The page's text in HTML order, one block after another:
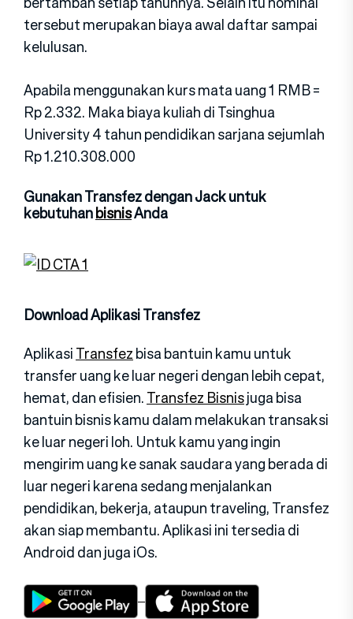
tersebut merupakan biaya awal daftar sampai
kelulusan.
Apabila menggunakan kurs mata uang 1 RMB =
Rp 2.332. Maka biaya kuliah di Tsinghua
University 4 tahun pendidikan sarjana sejumlah
Rp 1.210.308.000
Gunakan Transfez dengan Jack untuk
kebutuhanbisnisAnda
Download Aplikasi Transfez
AplikasiTransfezbisa bantuin kamu untuk
transfer uang ke luar negeri dengan lebih cepat,
hemat, dan efisien.Transfez Bisnisjuga bisa
bantuin bisnis kamu dalam melakukan transaksi
ke luar negeri loh. Untuk kamu yang ingin
mengirim uang ke sanak saudara yang berada di
luar negeri karena sedang menjalankan
pendidikan, bekerja, ataupun traveling, Transfez
akan siap membantu. Aplikasi ini tersedia di
Android dan juga iOs.